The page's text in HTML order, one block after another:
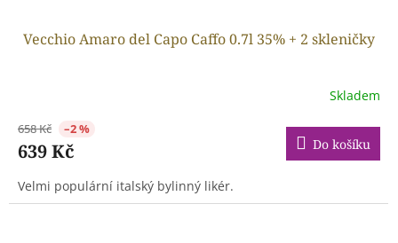
Vecchio Amaro del Capo Caffo 0.7l 35% + 2 skleničky
Skladem
658 Kč –2 %
639 Kč Do košíku
Velmi populární italský bylinný likér.